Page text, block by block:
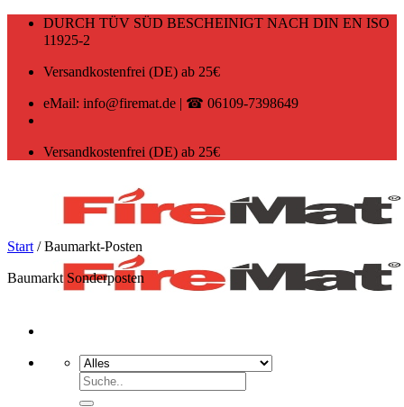
Zum
DURCH TÜV SÜD BESCHEINIGT NACH DIN EN ISO
11925-2
Versandkostenfrei (DE) ab 25€
eMail: info@firemat.de | ☎ 06109-7398649
Versandkostenfrei (DE) ab 25€
Suchen
nach:
Start /Baumarkt-Posten
Baumarkt Sonderposten